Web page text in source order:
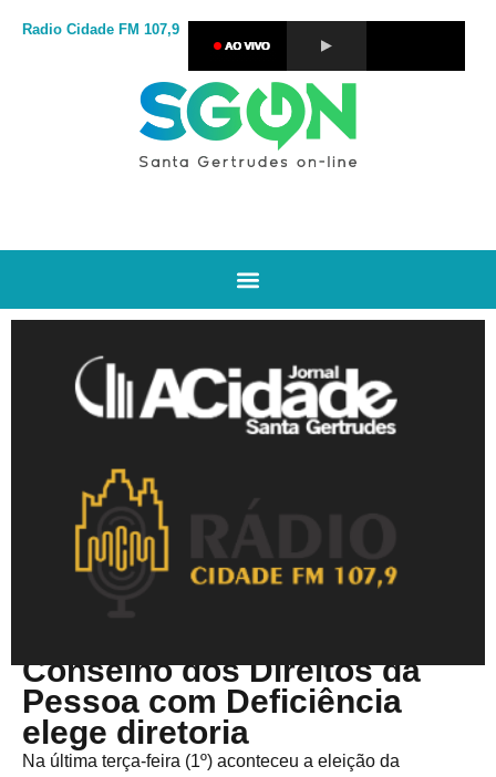
Radio Cidade FM 107,9
Conselho dos Direitos da
Pessoa com Deficiência
elege diretoria
Na última terça-feira (1º) aconteceu a eleição da